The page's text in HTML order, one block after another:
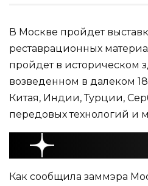
В Москве пройдет
реставрационных
пройдет в историческом
возведенном в далеком
Китая, Индии, Турции,
передовых технологий и
Как сообщила заммэра